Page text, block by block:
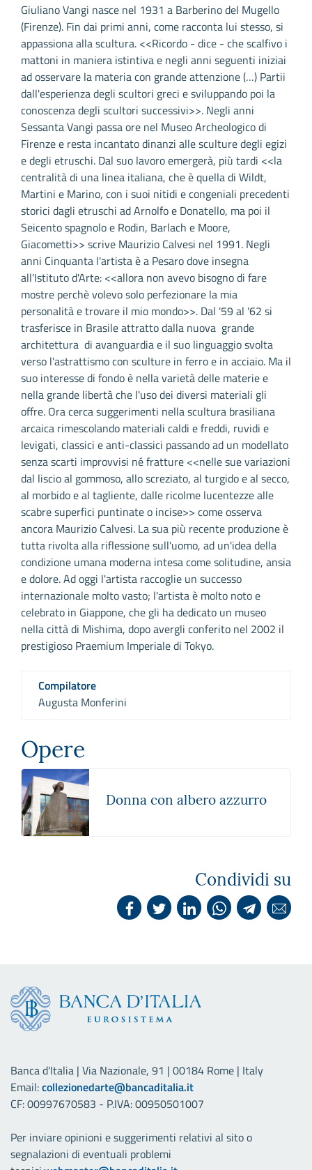
Giuliano Vangi nasce nel 1931 a Barberino del Mugello
(Firenze). Fin dai primi anni, come racconta lui stesso, si
appassiona alla scultura. <<Ricordo - dice - che scalfivo i
mattoni in maniera istintiva e negli anni seguenti iniziai
ad osservare la materia con grande attenzione (…) Partii
dall'esperienza degli scultori greci e sviluppando poi la
conoscenza degli scultori successivi>>. Negli anni
Sessanta Vangi passa ore nel Museo Archeologico di
Firenze e resta incantato dinanzi alle sculture degli egizi
e degli etruschi. Dal suo lavoro emergerà, più tardi <<la
centralità di una linea italiana, che è quella di Wildt,
Martini e Marino, con i suoi nitidi e congeniali precedenti
storici dagli etruschi ad Arnolfo e Donatello, ma poi il
Seicento spagnolo e Rodin, Barlach e Moore,
Giacometti>> scrive Maurizio Calvesi nel 1991. Negli
anni Cinquanta l'artista è a Pesaro dove insegna
all'Istituto d'Arte: <<allora non avevo bisogno di fare
mostre perchè volevo solo perfezionare la mia
personalità e trovare il mio mondo>>. Dal '59 al '62 si
trasferisce in Brasile attratto dalla nuova grande
architettura di avanguardia e il suo linguaggio svolta
verso l'astrattismo con sculture in ferro e in acciaio. Ma il
suo interesse di fondo è nella varietà delle materie e
nella grande libertà che l'uso dei diversi materiali gli
offre. Ora cerca suggerimenti nella scultura brasiliana
arcaica rimescolando materiali caldi e freddi, ruvidi e
levigati, classici e anti-classici passando ad un modellato
senza scarti improvvisi né fratture <<nelle sue variazioni
dal liscio al gommoso, allo screziato, al turgido e al secco,
al morbido e al tagliente, dalle ricolme lucentezze alle
scabre superfici puntinate o incise>> come osserva
ancora Maurizio Calvesi. La sua più recente produzione è
tutta rivolta alla riflessione sull'uomo, ad un'idea della
condizione umana moderna intesa come solitudine, ansia
e dolore. Ad oggi l'artista raccoglie un successo
internazionale molto vasto; l'artista è molto noto e
celebrato in Giappone, che gli ha dedicato un museo
nella città di Mishima, dopo avergli conferito nel 2002 il
prestigioso Praemium Imperiale di Tokyo.
Compilatore
Augusta Monferini
Opere
Donna con albero azzurro
Condividi su
Banca d'Italia | Via Nazionale, 91 | 00184 Rome | Italy
Email:collezionedarte@bancaditalia.it
CF: 00997670583 - P.IVA: 00950501007
Per inviare opinioni e suggerimenti relativi al sito o
segnalazioni di eventuali problemi